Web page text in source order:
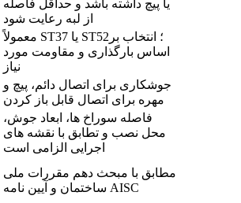
یا پیچ داشته باشد و حداقل فاصله
از لبه رعایت شود
معمولاً ST37 یا ST52؛ انتخاب بر
اساس بارگذاری و مقاومت مورد
نیاز
جوشکاری برای اتصال دائم، پیچ و
مهره برای اتصال قابل باز کردن
فاصله سوراخ‌ ها، ابعاد جوش،
محل نصب و تطابق با نقشه‌ های
اجرایی الزامی است
مطابق با مبحث دهم مقررات ملی
ساختمان و آیین‌ نامه AISC